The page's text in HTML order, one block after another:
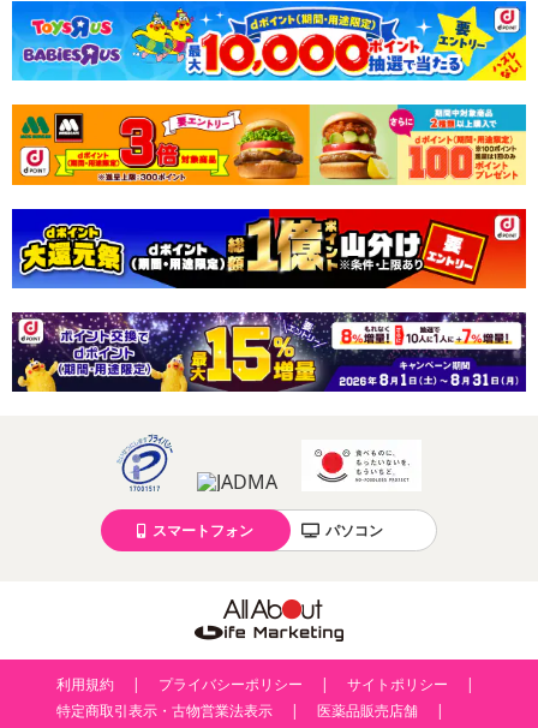
スマートフォン パソコン
利用規約 プライバシーポリシー
サイトポリシー
特定商取引表示・古物営業法表示
医薬品販売店舗